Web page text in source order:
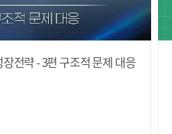
전략 - 3편 구조적 문제 대응